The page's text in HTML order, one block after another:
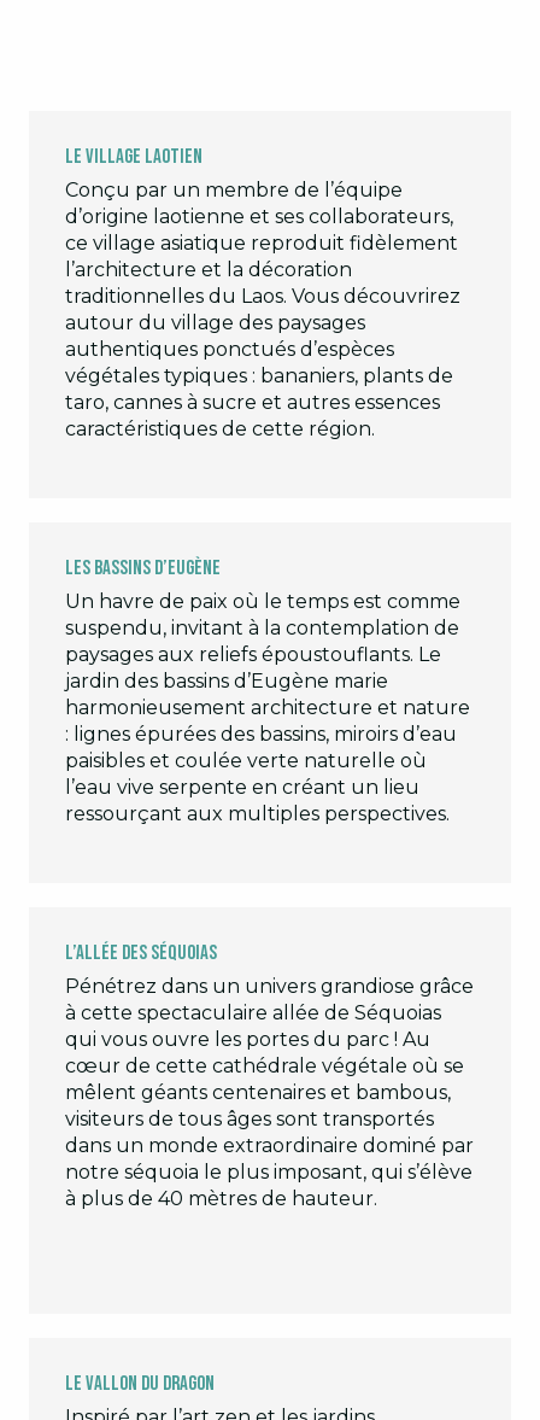
Le village laotien
Conçu par un membre de l’équipe
d’origine laotienne et ses collaborateurs,
ce village asiatique reproduit fidèlement
l’architecture et la décoration
traditionnelles du Laos. Vous découvrirez
autour du village des paysages
authentiques ponctués d’espèces
végétales typiques : bananiers, plants de
taro, cannes à sucre et autres essences
caractéristiques de cette région.
Les bassins d’Eugène
Un havre de paix où le temps est comme
suspendu, invitant à la contemplation de
paysages aux reliefs époustouflants. Le
jardin des bassins d’Eugène marie
harmonieusement architecture et nature
: lignes épurées des bassins, miroirs d’eau
paisibles et coulée verte naturelle où
l’eau vive serpente en créant un lieu
ressourçant aux multiples perspectives.
L’allée des séquoias
Pénétrez dans un univers grandiose grâce
à cette spectaculaire allée de Séquoias
qui vous ouvre les portes du parc ! Au
cœur de cette cathédrale végétale où se
mêlent géants centenaires et bambous,
visiteurs de tous âges sont transportés
dans un monde extraordinaire dominé par
notre séquoia le plus imposant, qui s’élève
à plus de 40 mètres de hauteur.
Le vallon du dragon